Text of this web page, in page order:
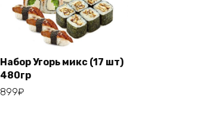
Набор Угорь микс (17 шт)
480гр
899₽